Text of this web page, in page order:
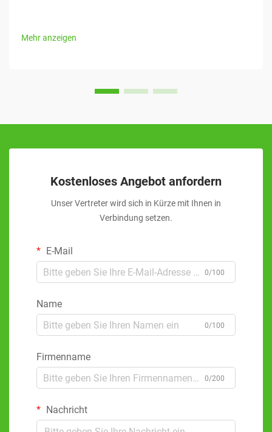
Mehr anzeigen
Kostenloses Angebot anfordern
Unser Vertreter wird sich in Kürze mit Ihnen in
Verbindung setzen.
E-Mail
0/100
Name
0/100
Firmenname
0/200
Nachricht